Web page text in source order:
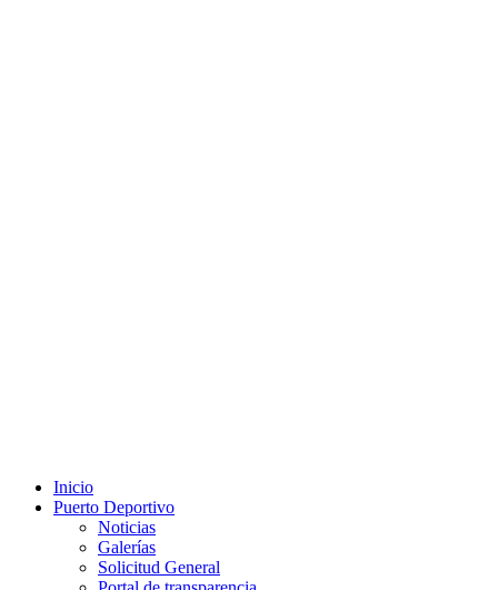
Inicio
Puerto Deportivo
Noticias
Galerías
Solicitud General